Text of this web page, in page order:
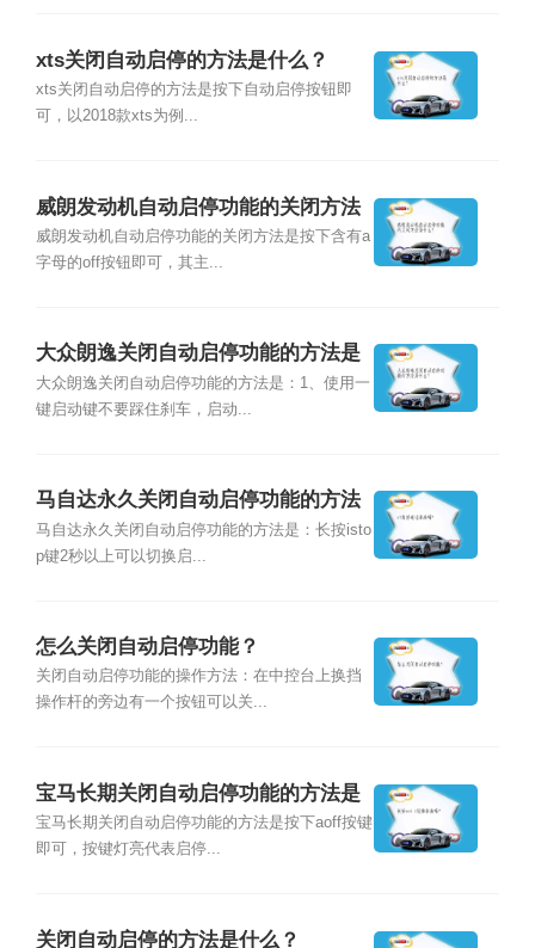
xts关闭自动启停的方法是什么？
xts关闭自动启停的方法是按下自动启停按钮即
可，以2018款xts为例...
威朗发动机自动启停功能的关闭方法
是什么？
威朗发动机自动启停功能的关闭方法是按下含有a
字母的off按钮即可，其主...
大众朗逸关闭自动启停功能的方法是
什么？
大众朗逸关闭自动启停功能的方法是：1、使用一
键启动键不要踩住刹车，启动...
马自达永久关闭自动启停功能的方法
是什么？
马自达永久关闭自动启停功能的方法是：长按isto
p键2秒以上可以切换启...
怎么关闭自动启停功能？
关闭自动启停功能的操作方法：在中控台上换挡
操作杆的旁边有一个按钮可以关...
宝马长期关闭自动启停功能的方法是
什么？
宝马长期关闭自动启停功能的方法是按下aoff按键
即可，按键灯亮代表启停...
关闭自动启停的方法是什么？